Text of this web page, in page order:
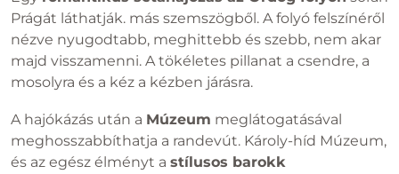
Prágát láthatják. más szemszögből. A folyó felszínéről
nézve nyugodtabb, meghittebb és szebb, nem akar
majd visszamenni. A tökéletes pillanat a csendre, a
mosolyra és a kéz a kézben járásra.
A hajókázás után a Múzeum meglátogatásával
meghosszabbíthatja a randevút. Károly-híd Múzeum,
és az egész élményt a stílusos barokk